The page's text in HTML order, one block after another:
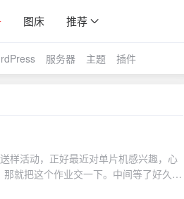
图床 推荐
服务器 主题 插件
样活动，正好最近对单片机感兴趣，心
就把这个作业交一下。中间等了好久，